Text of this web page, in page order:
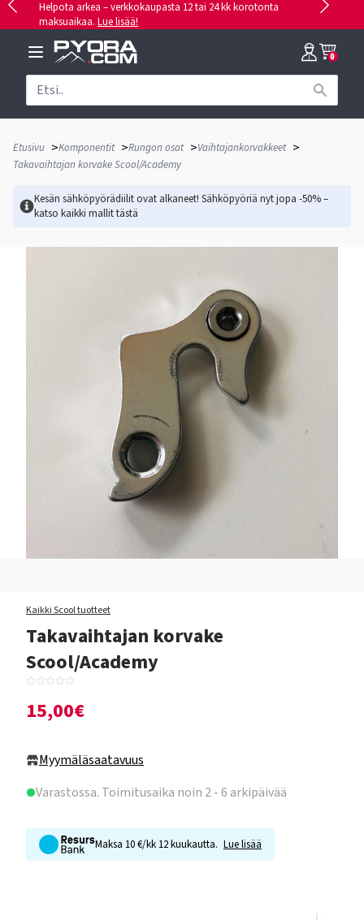
Helpota arkea – verkkokaupasta 12 tai 24 kk korotonta
maksuaikaa. Lue lisää!
0
Etusivu >Komponentit >Rungon osat >Vaihtajankorvakkeet >
Takavaihtajan korvake Scool/Academy
Kesän sähköpyörädiilit ovat alkaneet! Sähköpyöriä nyt jopa -50% –
katso kaikki mallittästä
Kaikki Scool tuotteet
Takavaihtajan korvake
Scool/Academy
15,00€
Myymäläsaatavuus
Varastossa. Toimitusaika noin 2 - 6 arkipäivää
Maksa 10 €/kk 12 kuukautta. Lue lisää